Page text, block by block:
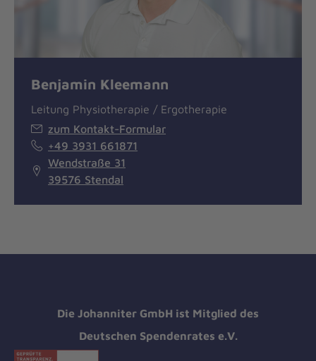
Benjamin Kleemann
Leitung Physiotherapie / Ergotherapie
zum Kontakt-Formular
+49 3931 661871
Wendstraße 31
39576 Stendal
Die Johanniter GmbH ist Mitglied des
Deutschen Spendenrates e.V.